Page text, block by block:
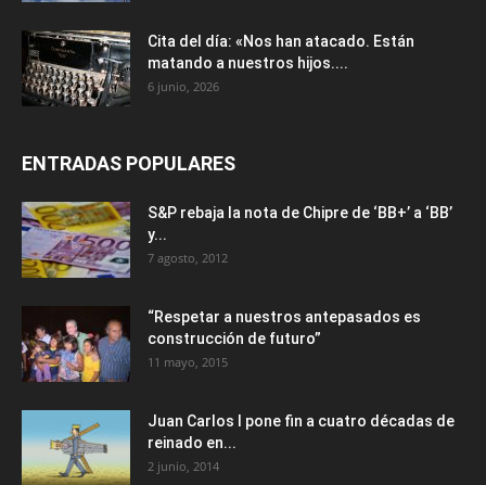
Cita del día: «Nos han atacado. Están
matando a nuestros hijos....
6 junio, 2026
ENTRADAS POPULARES
S&P rebaja la nota de Chipre de ‘BB+’ a ‘ВВ’
y...
7 agosto, 2012
“Respetar a nuestros antepasados es
construcción de futuro”
11 mayo, 2015
Juan Carlos I pone fin a cuatro décadas de
reinado en...
2 junio, 2014